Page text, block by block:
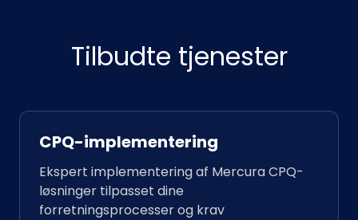
Tilbudte tjenester
CPQ-implementering
Ekspert implementering af Mercura CPQ-
løsninger tilpasset dine
forretningsprocesser og krav